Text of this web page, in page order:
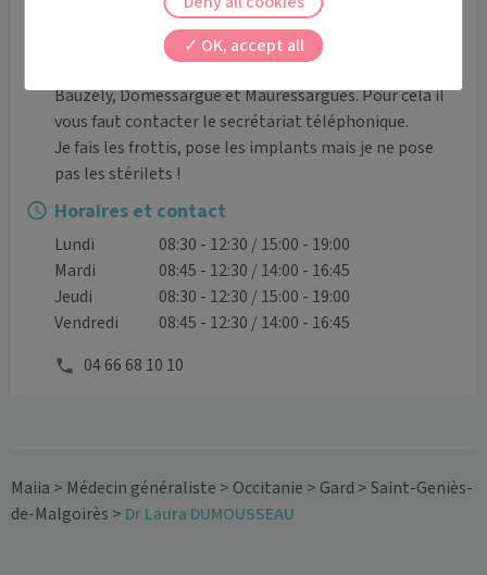
Informations
Je prends des nouveaux patients du secteur c'est à dire
St Geniès de Malgoirès, Sauzet, La rouvière, Saint
Bauzély, Domessargue et Mauressargues. Pour cela il
vous faut contacter le secrétariat téléphonique.
Je fais les frottis, pose les implants mais je ne pose
pas les stérilets !
Horaires et contact
Lundi
08:30 - 12:30 / 15:00 - 19:00
Mardi
08:45 - 12:30 / 14:00 - 16:45
Jeudi
08:30 - 12:30 / 15:00 - 19:00
Vendredi
08:45 - 12:30 / 14:00 - 16:45
04 66 68 10 10
Maiia > Médecin généraliste > Occitanie > Gard >Saint-Geniès-
de-Malgoirès > Dr Laura DUMOUSSEAU
OK, accept all